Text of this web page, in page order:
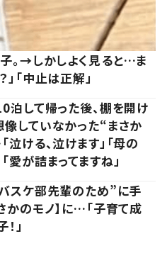
。→しかしよく見ると…ま
「中止は正解」
泊して帰った後、棚を開け
していなかった“まさか
ける、泣けます」「母の
愛が詰まってますね」
スケ部先輩のため”に手
かのモノ】に…「子育て成
」